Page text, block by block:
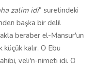
zalim idi" suretindeki
başka bir delil
beraber el-Mansur'un
kalır. O Ebu
veli'n-nimeti idi. O